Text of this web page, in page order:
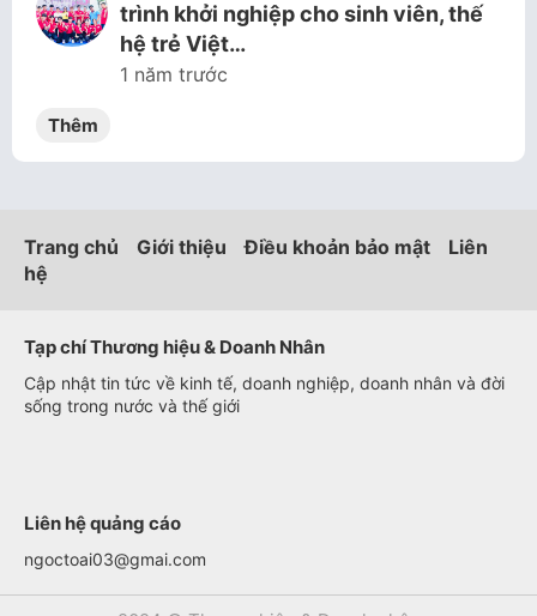
trình khởi nghiệp cho sinh viên, thế
hệ trẻ Việt…
1 năm trước
Thêm
Trang chủ Giới thiệu Điều khoản bảo mật
Liên
hệ
Tạp chí Thương hiệu & Doanh Nhân
Cập nhật tin tức về kinh tế, doanh nghiệp, doanh nhân và đời
sống trong nước và thế giới
Liên hệ quảng cáo
ngoctoai03@gmai.com